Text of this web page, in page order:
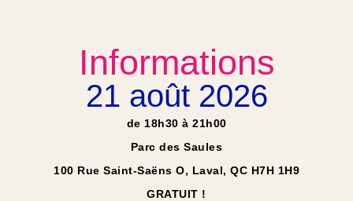
Informations
21 août 2026
de 18h30 à 21h00
Parc des Saules
100 Rue Saint-Saëns O, Laval, QC H7H 1H9
GRATUIT !